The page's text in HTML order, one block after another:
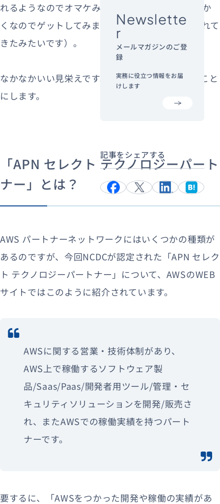
れるようなのでオマケみたいなものですが、せっか
くなのでゲットしてみました（アメリカから送られて
きたみたいです）。
なかなかいい見栄えです。オフィスに飾っておくこと
にします。
「APN セレクト テクノロジーパート
ナー」とは？
AWS パートナーネットワークにはいくつかの種類が
あるのですが、今回NCDCが認定された「APN セレク
ト テクノロジーパートナー」について、AWSのWEB
サイトではこのように紹介されています。
AWSに関する営業・技術体制があり、
AWS上で稼働するソフトウェア製
品/Saas/Paas/開発者用ツール/管理・セ
キュリティソリューションを開発/販売さ
れ、またAWSでの稼働実績を持つパート
ナーです。
要するに、「AWSをつかった開発や稼働の実績があ
Newslette
r
メールマガジンのご登
録
実務に役立つ情報をお届
けします
記事をシェアする